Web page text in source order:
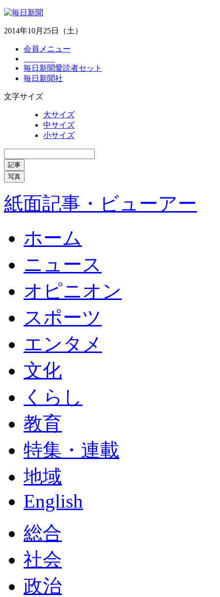
2014年10月25日（土）
会員メニュー
毎日新聞愛読者セット
毎日新聞社
文字サイズ
大サイズ
中サイズ
小サイズ
記事
写真
紙面記事・ビューアー
ホーム
ニュース
オピニオン
スポーツ
エンタメ
文化
くらし
教育
特集・連載
地域
English
総合
社会
政治